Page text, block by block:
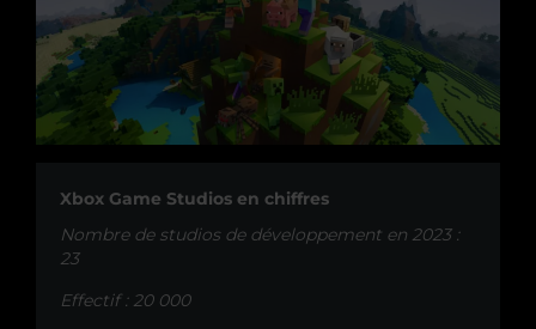
Xbox Game Studios en chiffres
Nombre de studios de développement en 2023 :
23
Effectif : 20 000